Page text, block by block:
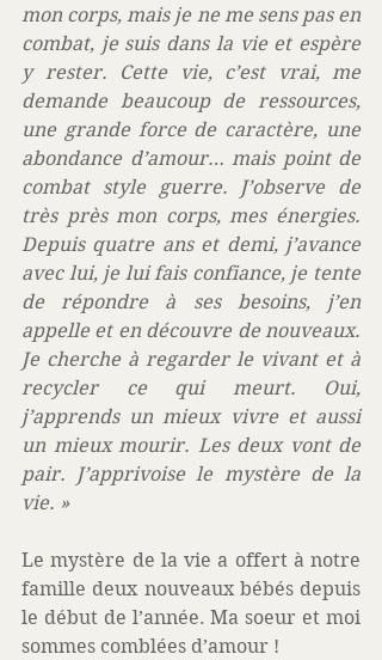
mon corps, mais je ne me sens pas en
combat, je suis dans la vie et espère
y rester. Cette vie, c’est vrai, me
demande beaucoup de ressources,
une grande force de caractère, une
abondance d’amour… mais point de
combat style guerre. J’observe de
très près mon corps, mes énergies.
Depuis quatre ans et demi, j’avance
avec lui, je lui fais confiance, je tente
de répondre à ses besoins, j’en
appelle et en découvre de nouveaux.
Je cherche à regarder le vivant et à
recycler ce qui meurt. Oui,
j’apprends un mieux vivre et aussi
un mieux mourir. Les deux vont de
pair. J’apprivoise le mystère de la
vie. »
Le mystère de la vie a offert à notre
famille deux nouveaux bébés depuis
le début de l’année. Ma soeur et moi
sommes comblées d’amour !